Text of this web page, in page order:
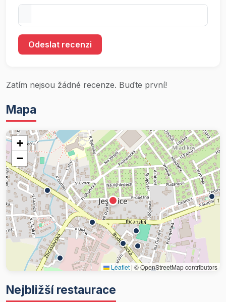
Odeslat recenzi
Zatím nejsou žádné recenze. Buďte první!
Mapa
+
−
Leaflet | © OpenStreetMap contributors
Nejbližší restaurace